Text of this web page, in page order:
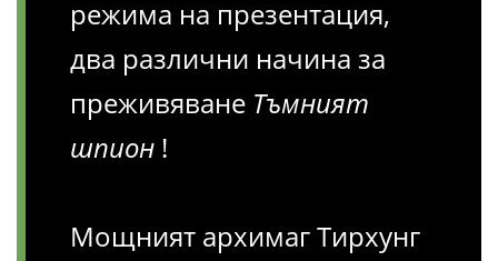
режима на презентация,
два различни начина за
преживяване Тъмният
шпион !
Мощният архимаг Тирхунг